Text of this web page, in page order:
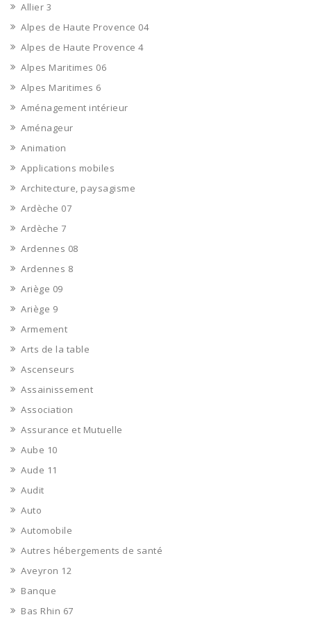
Allier 3
Alpes de Haute Provence 04
Alpes de Haute Provence 4
Alpes Maritimes 06
Alpes Maritimes 6
Aménagement intérieur
Aménageur
Animation
Applications mobiles
Architecture, paysagisme
Ardèche 07
Ardèche 7
Ardennes 08
Ardennes 8
Ariège 09
Ariège 9
Armement
Arts de la table
Ascenseurs
Assainissement
Association
Assurance et Mutuelle
Aube 10
Aude 11
Audit
Auto
Automobile
Autres hébergements de santé
Aveyron 12
Banque
Bas Rhin 67